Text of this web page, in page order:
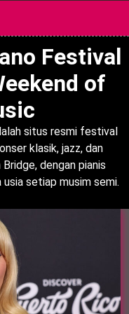
Festival
of
situs resmi festival
klasik, jazz, dan
dengan pianis
setiap musim semi.